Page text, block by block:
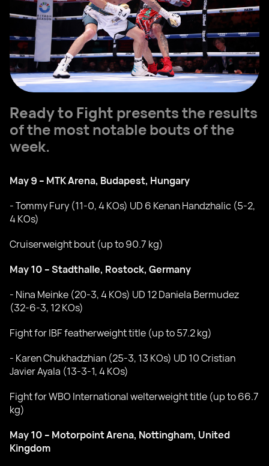
Ready to Fight presents the results
of the most notable bouts of the
week.
May 9 – MTK Arena, Budapest, Hungary
- Tommy Fury (11-0, 4 KOs) UD 6 Kenan Handzhalic (5-2,
4 KOs)
Cruiserweight bout (up to 90.7 kg)
May 10 – Stadthalle, Rostock, Germany
- Nina Meinke (20-3, 4 KOs) UD 12 Daniela Bermudez
(32-6-3, 12 KOs)
Fight for IBF featherweight title (up to 57.2 kg)
- Karen Chukhadzhian (25-3, 13 KOs) UD 10 Cristian
Javier Ayala (13-3-1, 4 KOs)
Fight for WBO International welterweight title (up to 66.7
kg)
May 10 – Motorpoint Arena, Nottingham, United
Kingdom